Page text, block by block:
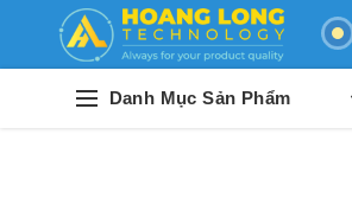
Danh Mục Sản Phẩm